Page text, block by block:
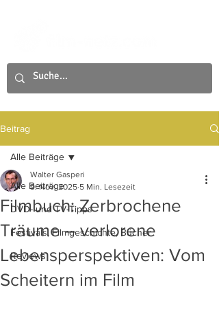
Beitrag
Alle Beiträge
DVD- und TV-Tipps
Festivals, Filmgeschichte, Bücher
Reviews
Alle Beiträge
Filmbuch: Zerbrochene
Träume – verlorene
Lebensperspektiven: Vom
Scheitern im Film
Walter Gasperi
9. Nov. 2025 5 Min. Lesezeit